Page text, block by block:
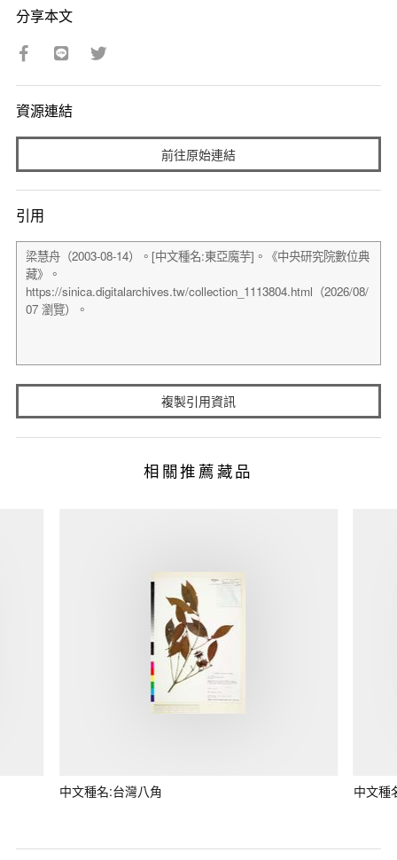
分享本文
資源連結
前往原始連結
引用
複製引用資訊
相關推薦藏品
中文種名:台灣八角 中文種